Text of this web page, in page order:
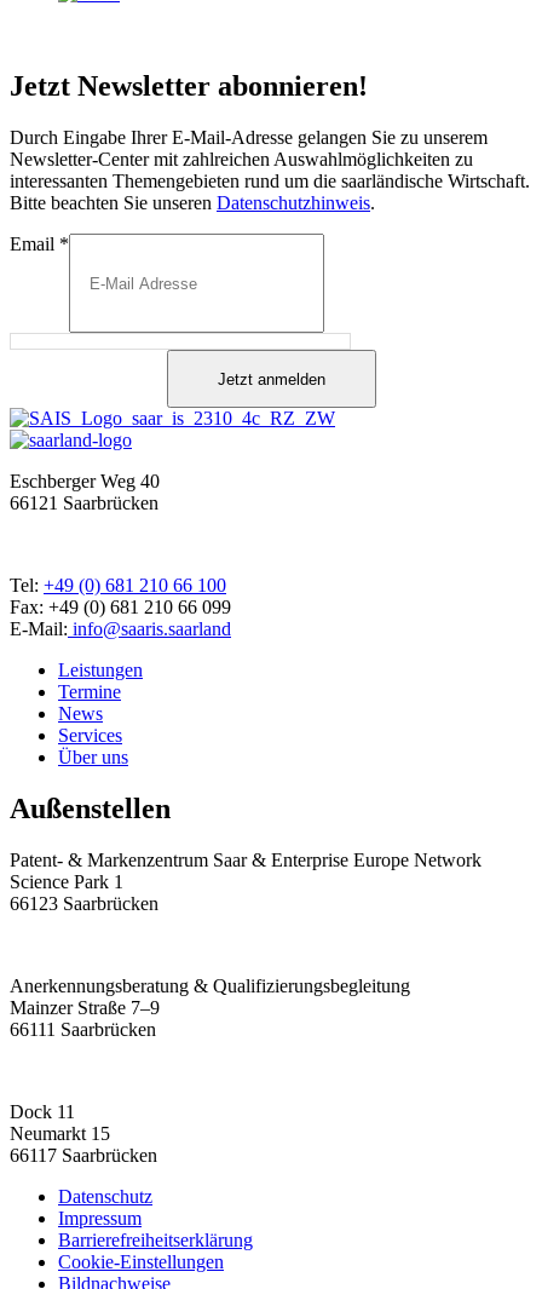
Jetzt Newsletter abonnieren!
Durch Eingabe Ihrer E-Mail-Adresse gelangen Sie zu unserem
Newsletter-Center mit zahlreichen Auswahlmöglichkeiten zu
interessanten Themengebieten rund um die saarländische Wirtschaft.
Bitte beachten Sie unseren Datenschutzhinweis.
Email *
Jetzt anmelden
Eschberger Weg 40
66121 Saarbrücken
Tel: +49 (0) 681 210 66 100
Fax: +49 (0) 681 210 66 099
E-Mail: info@saaris.saarland
Leistungen
Termine
News
Services
Über uns
Außenstellen
Patent- & Markenzentrum Saar & Enterprise Europe Network
Science Park 1
66123 Saarbrücken
Anerkennungsberatung & Qualifizierungsbegleitung
Mainzer Straße 7–9
66111 Saarbrücken
Dock 11
Neumarkt 15
66117 Saarbrücken
Datenschutz
Impressum
Barrierefreiheitserklärung
Cookie-Einstellungen
Bildnachweise